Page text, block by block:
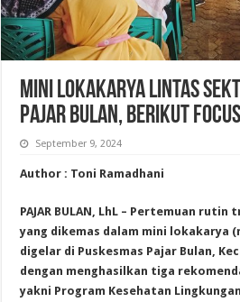
Mini Lokakarya Lintas
Pajar Bulan, Berikut
September 9, 2024
Author : Toni Ramadhani
PAJAR BULAN, LhL – Pertemuan
yang dikemas dalam mini lokakarya
digelar di Puskesmas Pajar Bulan,
dengan menghasilkan tiga
yakni Program Kesehatan